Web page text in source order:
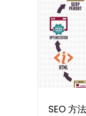
SEO 方